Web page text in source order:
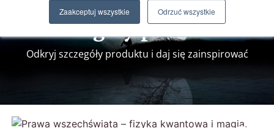
Zaakceptuj wszystkie Odrzuć wszystkie
Szczegóły produktu
Odkryj szczegóły produktu i daj się zainspirować